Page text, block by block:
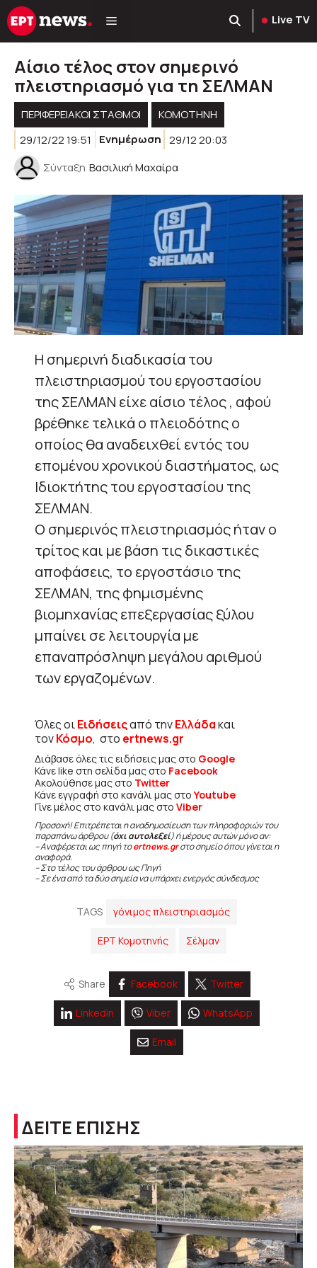
Μετάβαση
σε
Live TV
Αίσιο τέλος στον σημερινό
πλειστηριασμό για τη ΣΕΛΜΑΝ
ΠΕΡΙΦΕΡΕΙΑΚΟΊ ΣΤΑΘΜΟΊ
KOMOTHNH
29/12/22 19:51
Ενημέρωση 29/12 20:03
Σύνταξη Βασιλική Μαχαίρα
Η σημερινή διαδικασία του
πλειστηριασμού του εργοστασίου
της ΣΕΛΜΑΝ είχε αίσιο τέλος , αφού
βρέθηκε τελικά ο πλειοδότης ο
οποίος θα αναδειχθεί εντός του
επομένου χρονικού διαστήματος, ως
Ιδιοκτήτης του εργοστασίου της
ΣΕΛΜΑΝ.
Ο σημερινός πλειστηριασμός ήταν ο
τρίτος και με βάση τις δικαστικές
αποφάσεις, το εργοστάσιο της
ΣΕΛΜΑΝ, της φημισμένης
βιομηχανίας επεξεργασίας ξύλου
μπαίνει σε λειτουργία με
επαναπρόσληψη μεγάλου αριθμού
των εργαζομένων.
Όλες οιΕιδήσειςαπό τηνΕλλάδακαι
τονΚόσμο, στο ertnews.gr
Διάβασε όλες τις ειδήσεις μας στο Google
Κάνε like στη σελίδα μας στο Facebook
Ακολούθησε μας στο Twitter
Κάνε εγγραφή στο κανάλι μας στοYoutube
Γίνε μέλος στο κανάλι μας στο Viber
Προσοχή! Επιτρέπεται η αναδημοσίευση των πληροφοριών του
παραπάνω άρθρου (όχι αυτολεξεί) ή μέρους αυτών μόνο αν:
– Αναφέρεται ως πηγή τοertnews.grστο σημείο όπου γίνεται η
αναφορά.
– Στο τέλος του άρθρου ως Πηγή
– Σε ένα από τα δύο σημεία να υπάρχει ενεργός σύνδεσμος
TAGS γόνιμος πλειστηριασμός
ΕΡΤ Κομοτηνής Σέλμαν
Share Facebook Twitter
Linkedin Viber WhatsApp
Email
ΔΕΙΤΕ ΕΠΙΣΗΣ